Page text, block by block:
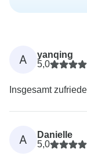
A
yanqing
5,0
Insgesamt
A
Danielle
5,0